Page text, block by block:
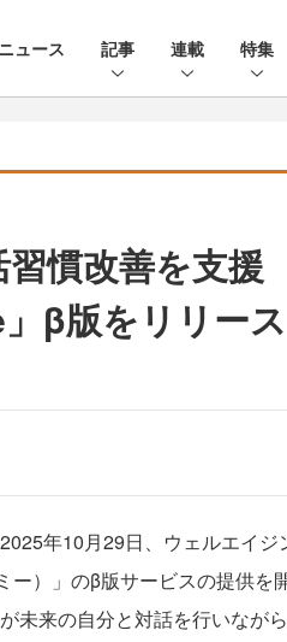
ニュース 記事 連載 特集
習慣改善を支
」β版をリリース
年10月29日、ウェルエイジ
ー）」のβ版サービスの提供
未来の自分と対話を行いなが